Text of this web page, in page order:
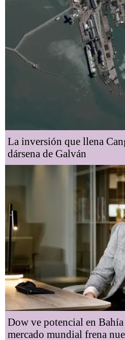
La inversión que llena
dársena de Galván
Dow ve potencial en
mercado mundial frena